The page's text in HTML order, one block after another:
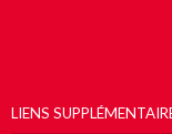
LIENS